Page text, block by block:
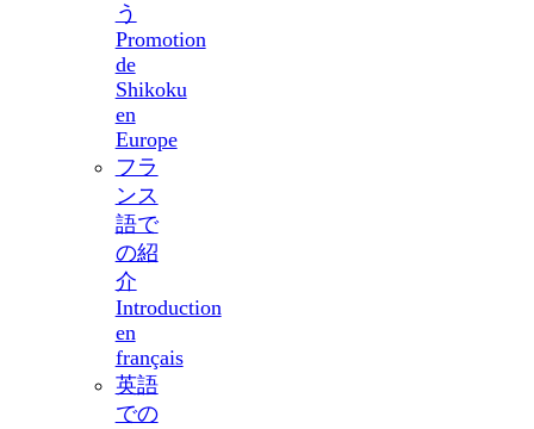
う
Promotion
de
Shikoku
en
Europe
フラ
ンス
語で
の紹
介
Introduction
en
français
英語
での